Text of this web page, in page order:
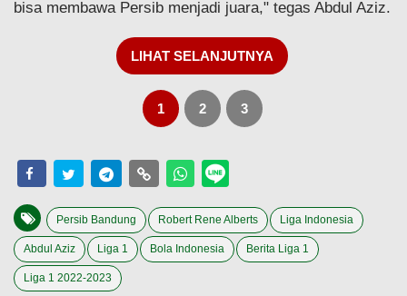
bisa membawa Persib menjadi juara," tegas Abdul Aziz.
LIHAT SELANJUTNYA
1 2 3
Persib Bandung Robert Rene Alberts Liga Indonesia
Abdul Aziz Liga 1 Bola Indonesia Berita Liga 1
Liga 1 2022-2023